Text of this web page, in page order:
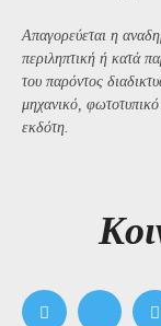
Απαγορεύεται η
περιληπτική ή κατά
του παρόντος
μηχανικό,
εκδότη.